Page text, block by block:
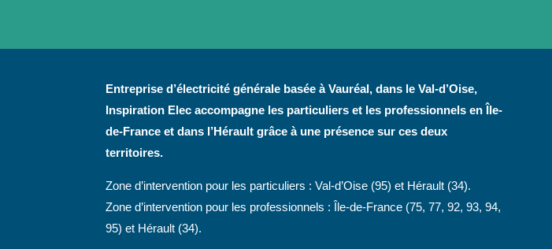
Entreprise d’électricité générale basée à Vauréal, dans le Val-d’Oise,
Inspiration Elec accompagne les particuliers et les professionnels en Île-
de-France et dans l’Hérault grâce à une présence sur ces deux
territoires.
Zone d’intervention pour les particuliers : Val-d’Oise (95) et Hérault (34).
Zone d’intervention pour les professionnels : Île-de-France (75, 77, 92, 93, 94,
95) et Hérault (34).